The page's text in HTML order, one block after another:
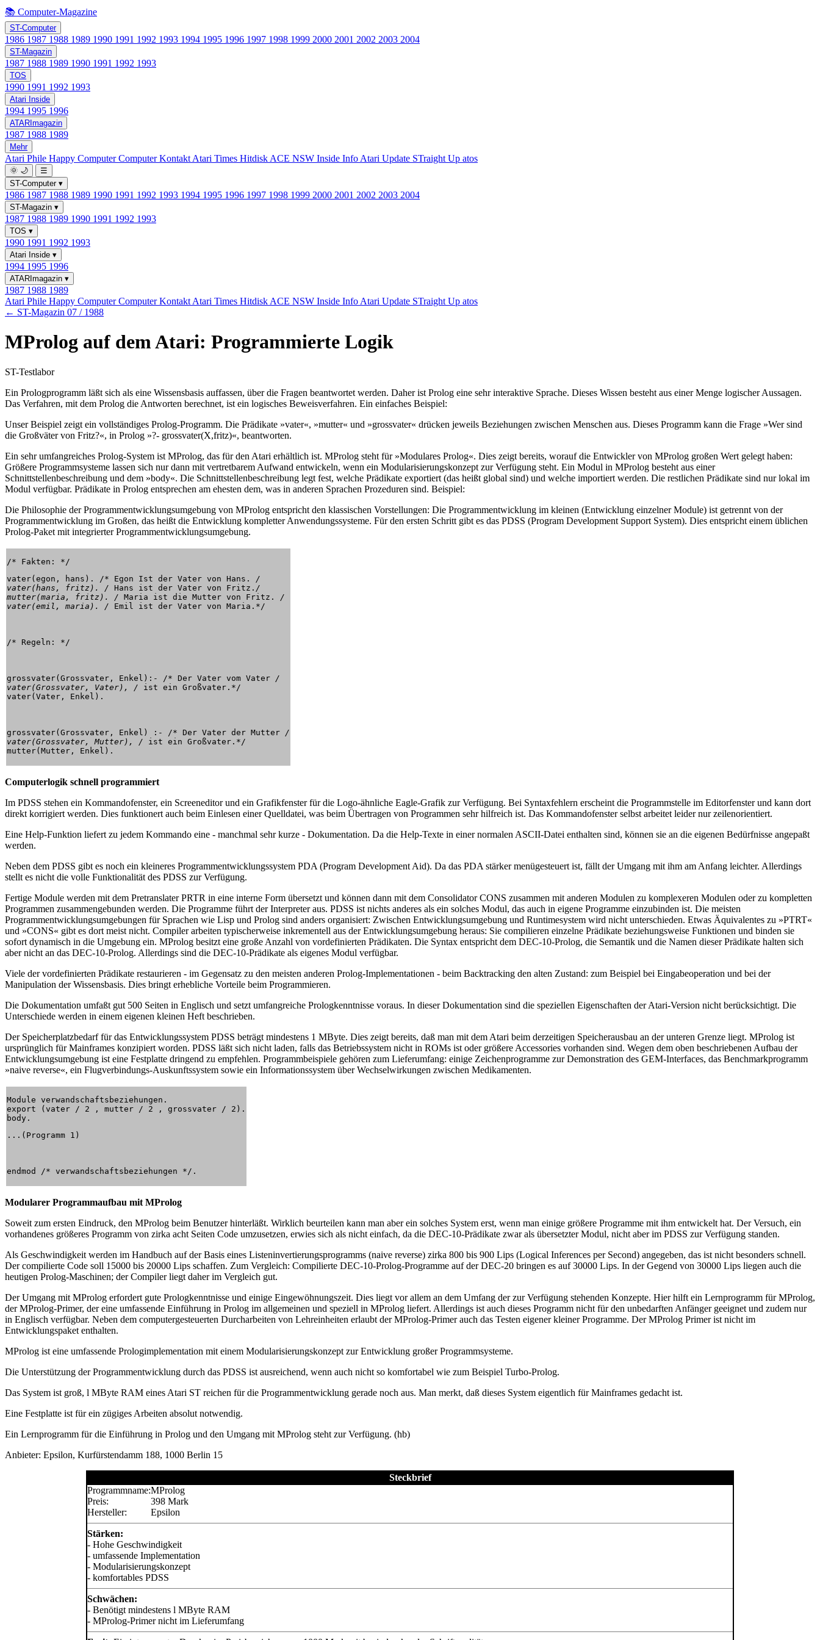
📚 Computer-Magazine
ST-Computer
1986 1987 1988 1989 1990 1991 1992 1993 1994 1995 1996 1997 1998 1999 2000 2001 2002 2003 2004
ST-Magazin
1987 1988 1989 1990 1991 1992 1993
TOS
1990 1991 1992 1993
Atari Inside
1994 1995 1996
ATARImagazin
1987 1988 1989
Mehr
Atari Phile Happy ComputerComputer Kontakt Atari Times Hitdisk ACE NSW Inside Info Atari Update STraight Up atos
🌞 🌙
☰
ST-Computer ▾
1986 1987 1988 1989 1990 1991 1992 1993 1994 1995 1996 1997 1998 1999 2000 2001 2002 2003 2004
ST-Magazin ▾
1987 1988 1989 1990 1991 1992 1993
TOS ▾
1990 1991 1992 1993
Atari Inside ▾
1994 1995 1996
ATARImagazin ▾
1987 1988 1989
Atari Phile Happy ComputerComputer Kontakt Atari Times Hitdisk ACE NSW Inside Info Atari Update STraight Up atos
← ST-Magazin 07 / 1988
MProlog auf dem Atari: Programmierte Logik
ST-Testlabor
Ein Prologprogramm läßt sich als eine Wissensbasis auffassen, über die Fragen beantwortet werden. Daher ist Prolog eine sehr interaktive Sprache. Dieses Wissen besteht aus einer Menge logischer Aussagen.
Das Verfahren, mit dem Prolog die Antworten berechnet, ist ein logisches Beweisverfahren. Ein einfaches Beispiel:
Unser Beispiel zeigt ein vollständiges Prolog-Programm. Die Prädikate »vater«, »mutter« und »grossvater« drücken jeweils Beziehungen zwischen Menschen aus. Dieses Programm kann die Frage »Wer sind
die Großväter von Fritz?«, in Prolog »?- grossvater(X,fritz)«, beantworten.
Ein sehr umfangreiches Prolog-System ist MProlog, das für den Atari erhältlich ist. MProlog steht für »Modulares Prolog«. Dies zeigt bereits, worauf die Entwickler von MProlog großen Wert gelegt haben:
Größere Programmsysteme lassen sich nur dann mit vertretbarem Aufwand entwickeln, wenn ein Modularisierungskonzept zur Verfügung steht. Ein Modul in MProlog besteht aus einer
Schnittstellenbeschreibung und dem »body«. Die Schnittstellenbeschreibung legt fest, welche Prädikate exportiert (das heißt global sind) und welche importiert werden. Die restlichen Prädikate sind nur lokal im
Modul verfügbar. Prädikate in Prolog entsprechen am ehesten dem, was in anderen Sprachen Prozeduren sind. Beispiel:
Die Philosophie der Programmentwicklungsumgebung von MProlog entspricht den klassischen Vorstellungen: Die Programmentwicklung im kleinen (Entwicklung einzelner Module) ist getrennt von der
Programmentwicklung im Großen, das heißt die Entwicklung kompletter Anwendungssysteme. Für den ersten Schritt gibt es das PDSS (Program Development Support System). Dies entspricht einem üblichen
Prolog-Paket mit integrierter Programmentwicklungsumgebung.
vater(egon, hans). /* Egon Ist der Vater von Hans. /
vater(hans, fritz). / Hans ist der Vater von Fritz. /
mutter(maria, fritz). / Maria ist die Mutter von Fritz. /
vater(emil, maria). / Emil ist der Vater von Maria.*/
/* Regeln: */
grossvater(Grossvater, Enkel):- /* Der Vater vom Vater /
vater(Grossvater, Vater), / ist ein Großvater.*/
vater(Vater, Enkel).
grossvater(Grossvater, Enkel) :- /* Der Vater der Mutter /
vater(Grossvater, Mutter), / ist ein Großvater.*/
Computerlogik schnell programmiert
Im PDSS stehen ein Kommandofenster, ein Screeneditor und ein Grafikfenster für die Logo-ähnliche Eagle-Grafik zur Verfügung. Bei Syntaxfehlern erscheint die Programmstelle im Editorfenster und kann dort
direkt korrigiert werden. Dies funktionert auch beim Einlesen einer Quelldatei, was beim Übertragen von Programmen sehr hilfreich ist. Das Kommandofenster selbst arbeitet leider nur zeilenorientiert.
Eine Help-Funktion liefert zu jedem Kommando eine - manchmal sehr kurze - Dokumentation. Da die Help-Texte in einer normalen ASCII-Datei enthalten sind, können sie an die eigenen Bedürfnisse angepaßt
werden.
Neben dem PDSS gibt es noch ein kleineres Programmentwicklungssystem PDA (Program Development Aid). Da das PDA stärker menügesteuert ist, fällt der Umgang mit ihm am Anfang leichter. Allerdings
stellt es nicht die volle Funktionalität des PDSS zur Verfügung.
Fertige Module werden mit dem Pretranslater PRTR in eine interne Form übersetzt und können dann mit dem Consolidator CONS zusammen mit anderen Modulen zu komplexeren Modulen oder zu kompletten
Programmen zusammengebunden werden. Die Programme führt der Interpreter aus. PDSS ist nichts anderes als ein solches Modul, das auch in eigene Programme einzubinden ist. Die meisten
Programmentwicklungsumgebungen für Sprachen wie Lisp und Prolog sind anders organisiert: Zwischen Entwicklungsumgebung und Runtimesystem wird nicht unterschieden. Etwas Äquivalentes zu »PTRT«
und »CONS« gibt es dort meist nicht. Compiler arbeiten typischerweise inkrementell aus der Entwicklungsumgebung heraus: Sie compilieren einzelne Prädikate beziehungsweise Funktionen und binden sie
sofort dynamisch in die Umgebung ein. MProlog besitzt eine große Anzahl von vordefinierten Prädikaten. Die Syntax entspricht dem DEC-10-Prolog, die Semantik und die Namen dieser Prädikate halten sich
aber nicht an das DEC-10-Prolog. Allerdings sind die DEC-10-Prädikate als eigenes Modul verfügbar.
Viele der vordefinierten Prädikate restaurieren - im Gegensatz zu den meisten anderen Prolog-Implementationen - beim Backtracking den alten Zustand: zum Beispiel bei Eingabeoperation und bei der
Manipulation der Wissensbasis. Dies bringt erhebliche Vorteile beim Programmieren.
Die Dokumentation umfaßt gut 500 Seiten in Englisch und setzt umfangreiche Prologkenntnisse voraus. In dieser Dokumentation sind die speziellen Eigenschaften der Atari-Version nicht berücksichtigt. Die
Unterschiede werden in einem eigenen kleinen Heft beschrieben.
Der Speicherplatzbedarf für das Entwicklungssystem PDSS beträgt mindestens 1 MByte. Dies zeigt bereits, daß man mit dem Atari beim derzeitigen Speicherausbau an der unteren Grenze liegt. MProlog ist
ursprünglich für Mainframes konzipiert worden. PDSS läßt sich nicht laden, falls das Betriebssystem nicht in ROMs ist oder größere Accessories vorhanden sind. Wegen dem oben beschriebenen Aufbau der
Entwicklungsumgebung ist eine Festplatte dringend zu empfehlen. Programmbeispiele gehören zum Lieferumfang: einige Zeichenprogramme zur Demonstration des GEM-Interfaces, das Benchmarkprogramm
»naive reverse«, ein Flugverbindungs-Auskunftssystem sowie ein Informationssystem über Wechselwirkungen zwischen Medikamenten.
Module verwandschaftsbeziehungen.
export (vater / 2 , mutter / 2 , grossvater / 2).
...(Programm 1)
Modularer Programmaufbau mit MProlog
Soweit zum ersten Eindruck, den MProlog beim Benutzer hinterläßt. Wirklich beurteilen kann man aber ein solches System erst, wenn man einige größere Programme mit ihm entwickelt hat. Der Versuch, ein
vorhandenes größeres Programm von zirka acht Seiten Code umzusetzen, erwies sich als nicht einfach, da die DEC-10-Prädikate zwar als übersetzter Modul, nicht aber im PDSS zur Verfügung standen.
Als Geschwindigkeit werden im Handbuch auf der Basis eines Listeninvertierungsprogramms (naive reverse) zirka 800 bis 900 Lips (Logical Inferences per Second) angegeben, das ist nicht besonders schnell.
Der compilierte Code soll 15000 bis 20000 Lips schaffen. Zum Vergleich: Compilierte DEC-10-Prolog-Programme auf der DEC-20 bringen es auf 30000 Lips. In der Gegend von 30000 Lips liegen auch die
heutigen Prolog-Maschinen; der Compiler liegt daher im Vergleich gut.
Der Umgang mit MProlog erfordert gute Prologkenntnisse und einige Eingewöhnungszeit. Dies liegt vor allem an dem Umfang der zur Verfügung stehenden Konzepte. Hier hilft ein Lernprogramm für MProlog,
der MProlog-Primer, der eine umfassende Einführung in Prolog im allgemeinen und speziell in MProlog liefert. Allerdings ist auch dieses Programm nicht für den unbedarften Anfänger geeignet und zudem nur
in Englisch verfügbar. Neben dem computergesteuerten Durcharbeiten von Lehreinheiten erlaubt der MProlog-Primer auch das Testen eigener kleiner Programme. Der MProlog Primer ist nicht im
Entwicklungspaket enthalten.
MProlog ist eine umfassende Prologimplementation mit einem Modularisierungskonzept zur Entwicklung großer Programmsysteme.
Die Unterstützung der Programmentwicklung durch das PDSS ist ausreichend, wenn auch nicht so komfortabel wie zum Beispiel Turbo-Prolog.
Das System ist groß, l MByte RAM eines Atari ST reichen für die Programmentwicklung gerade noch aus. Man merkt, daß dieses System eigentlich für Mainframes gedacht ist.
Eine Festplatte ist für ein zügiges Arbeiten absolut notwendig.
Ein Lernprogramm für die Einführung in Prolog und den Umgang mit MProlog steht zur Verfügung. (hb)
Anbieter: Epsilon, Kurfürstendamm 188, 1000 Berlin 15
Steckbrief
Programmname:MProlog
Preis:
398 Mark
Hersteller:
Epsilon
Stärken:
- Hohe Geschwindigkeit
- umfassende Implementation
- Modularisierungskonzept
- komfortables PDSS
Schwächen:
- Benötigt mindestens l MByte RAM
- MProlog-Primer nicht im Lieferumfang